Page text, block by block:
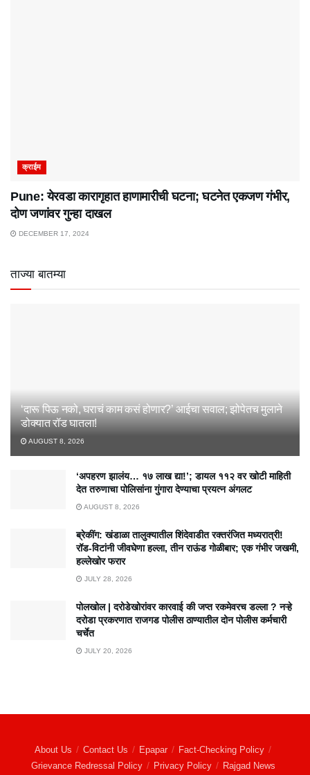
क्राईम
Pune: येरवडा कारागृहात हाणामारीची घटना; घटनेत एकजण गंभीर,
दोण जणांवर गुन्हा दाखल
DECEMBER 17, 2024
ताज्या बातम्या
‘दारू पिऊ नको, घराचं काम कसं होणार?’ आईचा सवाल; झोपेतच मुलाने
डोक्यात रॉड घातला!
AUGUST 8, 2026
‘अपहरण झालंय… १७ लाख द्या!’; डायल ११२ वर खोटी माहिती
देत तरुणाचा पोलिसांना गुंगारा देण्याचा प्रयत्न अंगलट
AUGUST 8, 2026
ब्रेकींग: खंडाळा तालुक्यातील शिंदेवाडीत रक्तरंजित मध्यरात्री!
रॉड-विटांनी जीवघेणा हल्ला, तीन राऊंड गोळीबार; एक गंभीर जखमी,
हल्लेखोर फरार
JULY 28, 2026
पोलखोल | दरोडेखोरांवर कारवाई की जप्त रकमेवरच डल्ला ? नऱ्हे
दरोडा प्रकरणात राजगड पोलीस ठाण्यातील दोन पोलीस कर्मचारी
चर्चेत
JULY 20, 2026
About Us Contact Us Epapar
Fact-Checking Policy
Grievance Redressal Policy
Privacy Policy Rajgad News